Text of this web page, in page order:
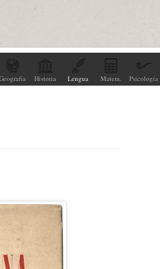
Historia Lengua Matem. Psicología